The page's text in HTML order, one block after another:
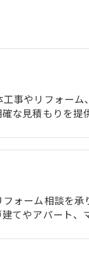
事やリフォーム
な見積もりを提
ォーム相談を承
てやアパート、